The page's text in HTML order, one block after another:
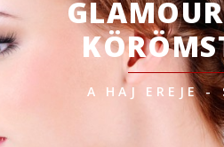
A HAJ EREJE -